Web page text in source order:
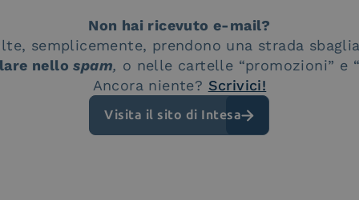
Non hai ricevuto e-mail?
semplicemente, prendono una strada
nellospam, o nelle cartelle “promozioni” e
Ancora niente? Scrivici!
Visita il sito di Intesa